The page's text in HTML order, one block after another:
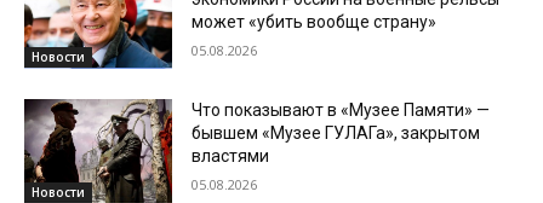
Новости
может «убить вообще страну»
05.08.2026
Новости
Что показывают в «Музее Памяти» —
бывшем «Музее ГУЛАГа», закрытом
властями
05.08.2026